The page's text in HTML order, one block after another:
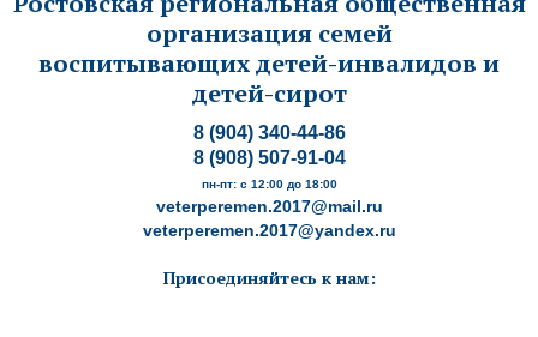
организация семей
воспитывающих детей-инвалидов и
детей-сирот
8 (904) 340-44-86
8 (908) 507-91-04
пн-пт: с 12:00 до 18:00
veterperemen.2017@mail.ru
veterperemen.2017@yandex.ru
Присоединяйтесь к нам: